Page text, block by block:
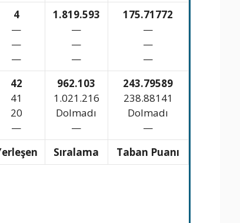
4
—
—
—
1.819.593
—
—
—
175.71772
—
—
—
42
41
20
—
962.103
1.021.216
Dolmadı
—
243.79589
238.88141
Dolmadı
—
Sıralama Taban Puanı